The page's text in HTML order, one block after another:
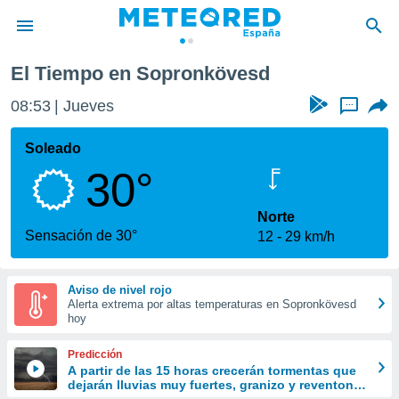
de
por
que se
calidad.
a este
las
y
forma
digital
basada
El Tiempo en Sopronkövesd
08:53 Jueves ...
Soleado
30°
Sensación de 30°
Norte
12
29 km/h
Aviso de nivel rojo
Alerta extrema por altas temperaturas en Sopronkövesd
hoy
Predicción
A partir de las 15 horas crecerán tormentas que
dejarán lluvias muy fuertes, granizo y reventones